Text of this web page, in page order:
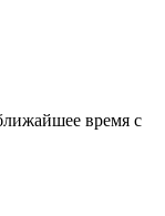
время с